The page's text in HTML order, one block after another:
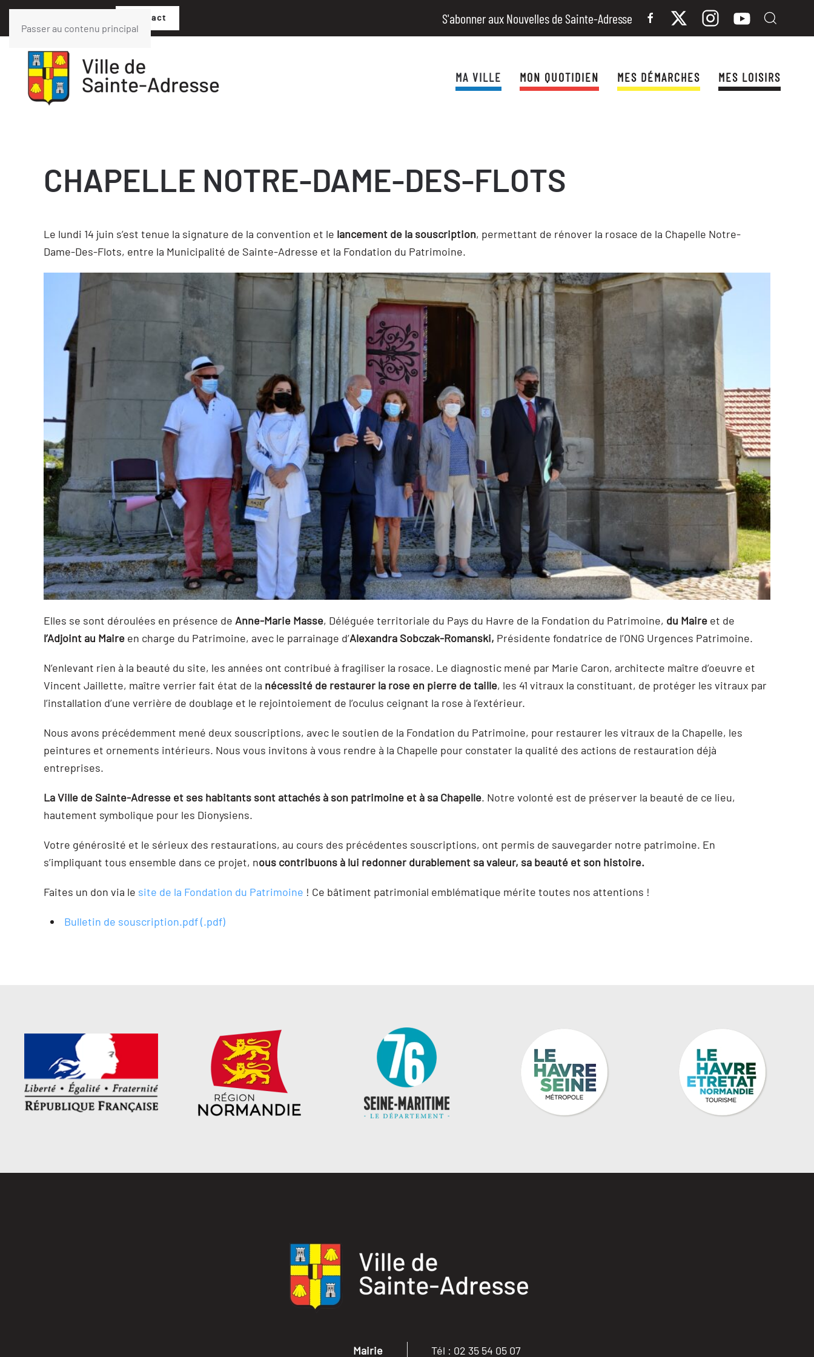
Passer au contenu principal
Contact S'abonner aux Nouvelles de Sainte-Adresse
MA VILLE MON QUOTIDIEN MES DÉMARCHES MES LOISIRS
CHAPELLE NOTRE-DAME-DES-FLOTS
Le lundi 14 juin s’est tenue la signature de la convention et le lancement de la souscription, permettant de rénover la rosace de la Chapelle Notre-
Dame-Des-Flots, entre la Municipalité de Sainte-Adresse et la Fondation du Patrimoine.
Elles se sont déroulées en présence de Anne-Marie Masse, Déléguée territoriale du Pays du Havre de la Fondation du Patrimoine, du Maire et de
l’Adjoint au Maire en charge du Patrimoine, avec le parrainage d’Alexandra Sobczak-Romanski, Présidente fondatrice de l’ONG Urgences Patrimoine.
N’enlevant rien à la beauté du site, les années ont contribué à fragiliser la rosace. Le diagnostic mené par Marie Caron, architecte maître d’oeuvre et
Vincent Jaillette, maître verrier fait état de la nécessité de restaurer la rose en pierre de taille, les 41 vitraux la constituant, de protéger les vitraux par
l’installation d’une verrière de doublage et le rejointoiement de l’oculus ceignant la rose à l’extérieur.
Nous avons précédemment mené deux souscriptions, avec le soutien de la Fondation du Patrimoine, pour restaurer les vitraux de la Chapelle, les
peintures et ornements intérieurs. Nous vous invitons à vous rendre à la Chapelle pour constater la qualité des actions de restauration déjà
entreprises.
La Ville de Sainte-Adresse et ses habitants sont attachés à son patrimoine et à sa Chapelle. Notre volonté est de préserver la beauté de ce lieu,
hautement symbolique pour les Dionysiens.
Votre générosité et le sérieux des restaurations, au cours des précédentes souscriptions, ont permis de sauvegarder notre patrimoine. En
s’impliquant tous ensemble dans ce projet, nous contribuons à lui redonner durablement sa valeur, sa beauté et son histoire.
Faites un don via le site de la Fondation du Patrimoine ! Ce bâtiment patrimonial emblématique mérite toutes nos attentions !
Bulletin de souscription.pdf (.pdf)
Mairie Tél : 02 35 54 05 07